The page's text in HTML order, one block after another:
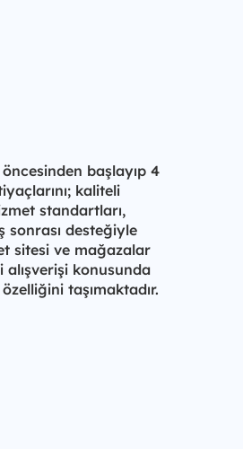
başlayıp 4
kaliteli
standartları,
sonrası desteğiyle
sitesi ve mağazalar
konusunda
taşımaktadır.